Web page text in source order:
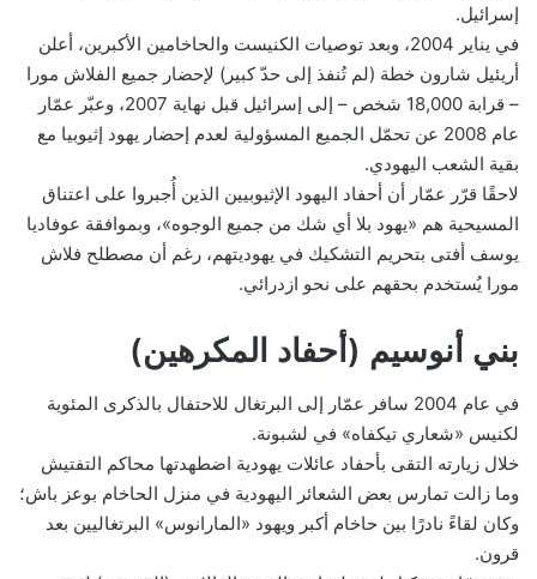
إسرائيل.
في يناير 2004، وبعد توصيات الكنيست والحاخامين الأكبرين، أعلن
أريئيل شارون خطة (لم تُنفذ إلى حدّ كبير) لإحضار جميع الفلاش مورا
– قرابة 18,000 شخص – إلى إسرائيل قبل نهاية 2007، وعبّر عمّار
عام 2008 عن تحمّل الجميع المسؤولية لعدم إحضار يهود إثيوبيا مع
بقية الشعب اليهودي.
لاحقًا قرّر عمّار أن أحفاد اليهود الإثيوبيين الذين أُجبروا على اعتناق
المسيحية هم «يهود بلا أي شك من جميع الوجوه»، وبموافقة عوفاديا
يوسف أفتى بتحريم التشكيك في يهوديتهم، رغم أن مصطلح فلاش
مورا يُستخدم بحقهم على نحو ازدرائي.
بني أنوسيم (أحفاد المكرهين)
في عام 2004 سافر عمّار إلى البرتغال للاحتفال بالذكرى المئوية
لكنيس «شعاري تيكفاه» في لشبونة.
خلال زيارته التقى بأحفاد عائلات يهودية اضطهدتها محاكم التفتيش
وما زالت تمارس بعض الشعائر اليهودية في منزل الحاخام بوعز باش؛
وكان لقاءً نادرًا بين حاخام أكبر ويهود «المارانوس» البرتغاليين بعد
قرون.